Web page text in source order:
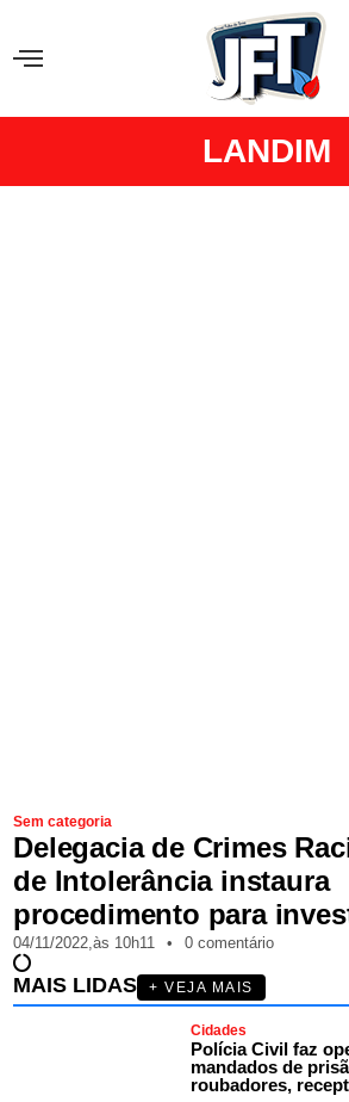
LANDIM
Sem categoria
Delegacia de Crimes
de Intolerância instaura
procedimento para
04/11/2022,às 10h11 • 0 comentário
MAIS LIDAS + VEJA MAIS
Cidades
Polícia Civil faz
mandados de
roubadores,